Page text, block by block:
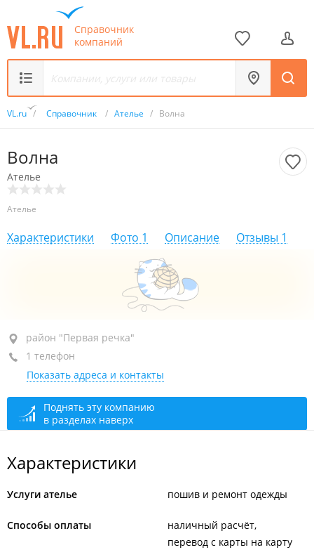
Справочник
компаний
VL.ru / Справочник / Ателье / Волна
Волна
Ателье
Ателье
Характеристики Фото 1 Описание Отзывы 1
район "Первая речка", пр-т Острякова, 5
1-й этаж, каб. 103
+7 994 003-24-03
закрыто, откроется в 10:00
район "Первая речка"
1 телефон
Показать адреса и контакты
Поднять эту компанию
в разделах наверх
Характеристики
Услуги ателье пошив и ремонт одежды
Способы оплаты
наличный расчёт
перевод с карты на карту